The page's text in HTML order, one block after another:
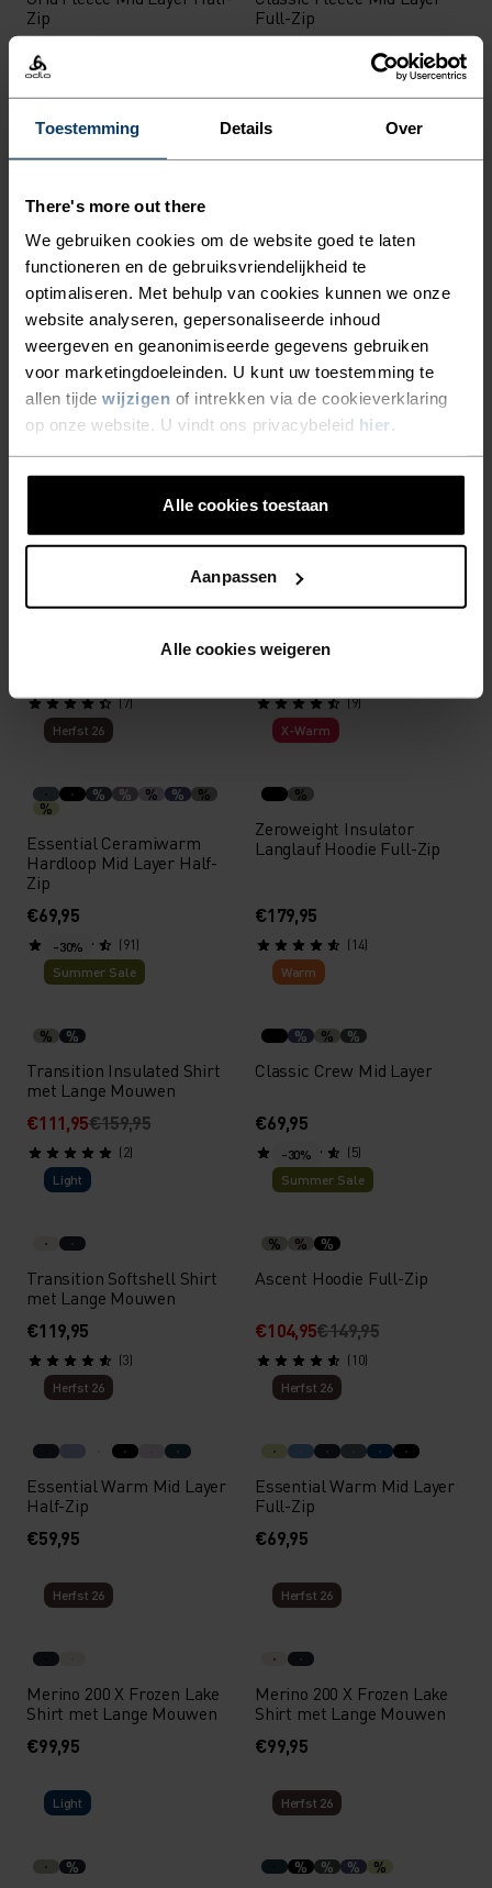
Toestemming Details Over
There's more out there
We gebruiken cookies om de website goed te laten
functioneren en de gebruiksvriendelijkheid te
optimaliseren. Met behulp van cookies kunnen we onze
website analyseren, gepersonaliseerde inhoud
weergeven en geanonimiseerde gegevens gebruiken
voor marketingdoeleinden. U kunt uw toestemming te
allen tijde wijzigen of intrekken via de cookieverklaring
op onze website. U vindt ons privacybeleid hier .
Alle cookies toestaan
Aanpassen
Alle cookies weigeren
Zip
€89,95
Full-Zip
Grid Fleece Mid Layer Full-
€99,95
(4)
€89,95
(5)
X-Light
% % %
Essential Half-Zip
Hardloop Mid Layer
Herfst 26
% %
Grid Fleece Mid Layer Half-
Zip
(7)
%
(9)
Herfst 26
% % % % %
%
Essential Ceramiwarm
Hardloop Mid Layer Half-
Zip
€69,95
(91)
X-Warm
%
Zeroweight Insulator
Langlauf Hoodie Full-Zip
€179,95
(14)
-30%
Summer Sale
% %
Transition Insulated Shirt
met Lange Mouwen
€111,95€159,95
(2)
Warm
% % %
Classic Crew Mid Layer
€69,95
(5)
Light
Transition Softshell Shirt
met Lange Mouwen
€119,95
(3)
-30%
Summer Sale
% % %
Ascent Hoodie Full-Zip
€104,95€149,95
(10)
Herfst 26
Essential Warm Mid Layer
Half-Zip
€59,95
Herfst 26
Essential Warm Mid Layer
Full-Zip
€69,95
Herfst 26
Merino 200 X Frozen Lake
Shirt met Lange Mouwen
€99,95
Herfst 26
Merino 200 X Frozen Lake
Shirt met Lange Mouwen
€99,95
Light
%
Herfst 26
% % % %